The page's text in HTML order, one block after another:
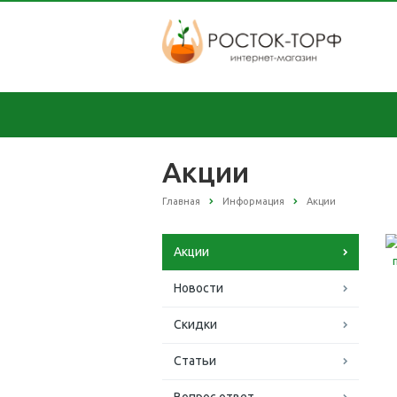
Акции
Главная Информация Акции
Акции
Новости
Скидки
Статьи